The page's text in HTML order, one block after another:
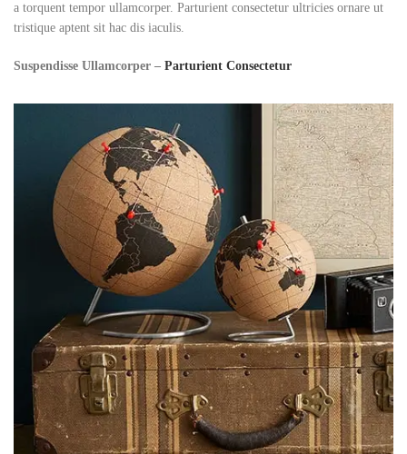
a torquent tempor ullamcorper. Parturient consectetur ultricies ornare ut
tristique aptent sit hac dis iaculis.
Suspendisse Ullamcorper – Parturient Consectetur